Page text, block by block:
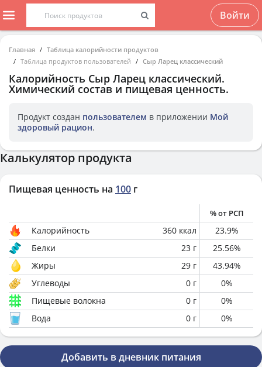
Войти
Главная
Таблица калорийности продуктов
Таблица продуктов пользователей
Сыр Ларец классический
Калорийность Сыр Ларец классический.
Химический состав и пищевая ценность.
Продукт создан пользователем в приложении Мой
здоровый рацион.
Калькулятор продукта
Пищевая ценность на 100 г
% от РСП
Калорийность 360 ккал 23.9%
Белки
23 г 25.56%
Жиры
29 г 43.94%
Углеводы
0 г 0%
Пищевые волокна
0 г 0%
Вода
0 г 0%
Добавить в дневник питания